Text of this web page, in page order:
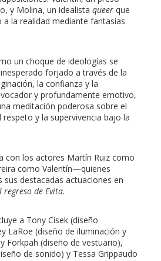
y Molina, un idealista queer que
a la realidad mediante fantasías
un choque de ideologías se
forjado a través de la
la confianza y la
y profundamente emotivo,
meditación poderosa sobre el
y la supervivencia bajo la
con los actores Martín Ruiz como
como Valentín—quienes
sus destacadas actuaciones en
regreso de Evita.
a Tony Cisek (diseño
LaRoe (diseño de iluminación y
Forkpah (diseño de vestuario),
de sonido) y Tessa Grippaudo